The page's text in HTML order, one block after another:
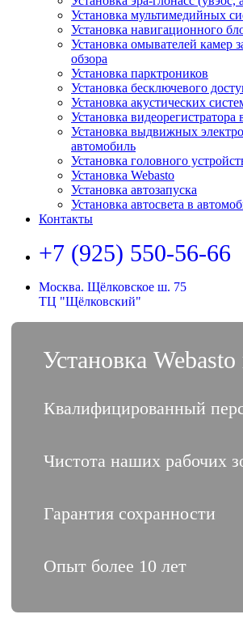
Установка мультимедийных
Установка навигационного
Установка омывателей камер
обзора
Установка парктроников
Установка бесключевого
Установка акустических
Установка видеорегистратора
Установка выдвижных
автомобиль
Установка головного
Установка Webasto
Установка автозапуска
Установка автосвета в
Контакты
+7 (925) 550-56-66
Москва. Щёлковское ш. 75
ТЦ "Щёлковский"
Установка
Квалифицированный
Чистота наших рабочих
Гарантия сохранности
Опыт более 10 лет